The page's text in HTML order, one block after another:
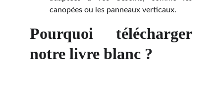
Pourquoi télécharger
notre livre blanc ?
canopées ou les panneaux verticaux.